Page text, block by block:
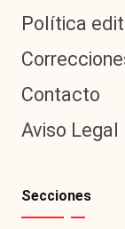
Política
Contacto
Aviso Legal
Secciones